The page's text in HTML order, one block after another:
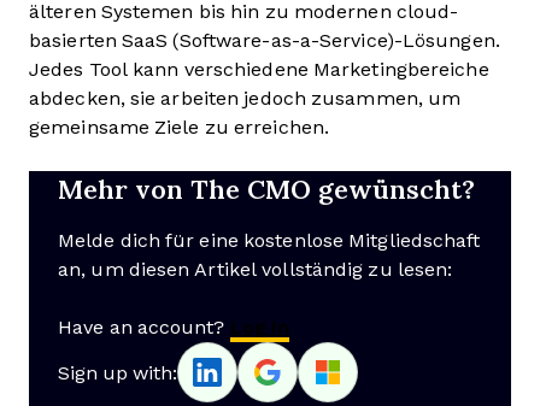
älteren Systemen bis hin zu modernen cloud-
basierten SaaS (Software-as-a-Service)-Lösungen.
Jedes Tool kann verschiedene Marketingbereiche
abdecken, sie arbeiten jedoch zusammen, um
gemeinsame Ziele zu erreichen.
Mehr von The CMO gewünscht?
Melde dich für eine kostenlose Mitgliedschaft
an, um diesen Artikel vollständig zu lesen:
Have an account? Log In
Sign up with: